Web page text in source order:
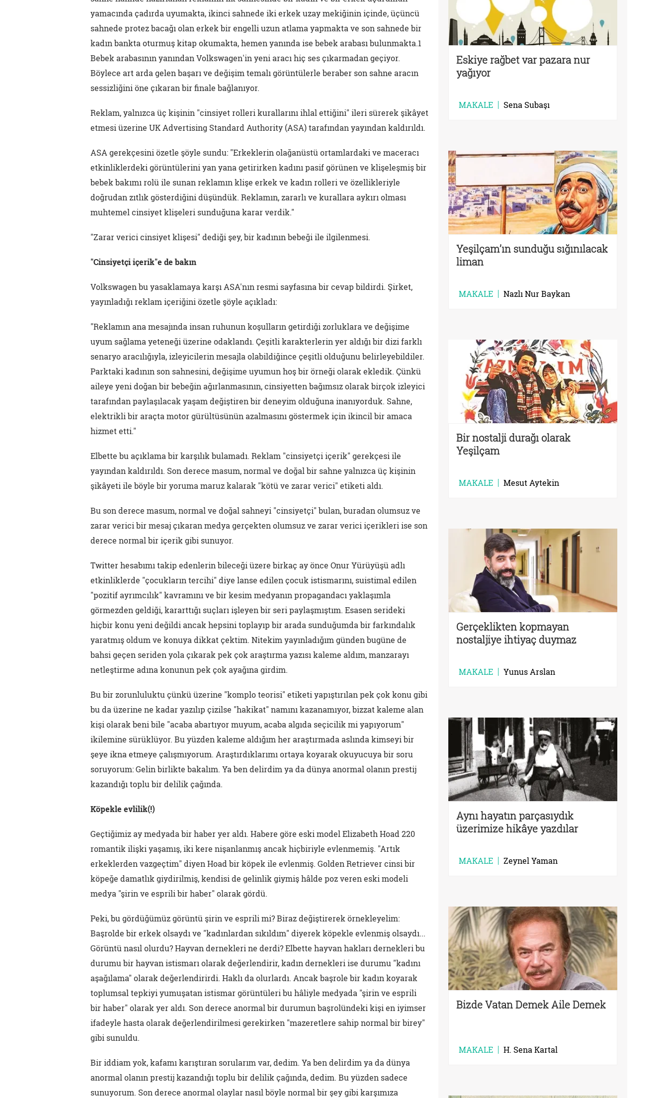
yamacında çadırda uyumakta, ikinci sahnede iki erkek uzay mekiğinin içinde, üçüncü
sahnede protez bacağı olan erkek bir engelli uzun atlama yapmakta ve son sahnede bir
kadın bankta oturmuş kitap okumakta, hemen yanında ise bebek arabası bulunmakta.1
Bebek arabasının yanından Volkswagen'in yeni aracı hiç ses çıkarmadan geçiyor.
Böylece art arda gelen başarı ve değişim temalı görüntülerle beraber son sahne aracın
sessizliğini öne çıkaran bir finale bağlanıyor.
Reklam, yalnızca üç kişinin "cinsiyet rolleri kurallarını ihlal ettiğini" ileri sürerek şikâyet
etmesi üzerine UK Advertising Standard Authority (ASA) tarafından yayından kaldırıldı.
ASA gerekçesini özetle şöyle sundu: "Erkeklerin olağanüstü ortamlardaki ve maceracı
etkinliklerdeki görüntülerini yan yana getirirken kadını pasif görünen ve klişeleşmiş bir
bebek bakımı rolü ile sunan reklamın klişe erkek ve kadın rolleri ve özellikleriyle
doğrudan zıtlık gösterdiğini düşündük. Reklamın, zararlı ve kurallara aykırı olması
muhtemel cinsiyet klişeleri sunduğuna karar verdik."
"Zarar verici cinsiyet klişesi" dediği şey, bir kadının bebeği ile ilgilenmesi.
"Cinsiyetçi içerik"e de bakın
Volkswagen bu yasaklamaya karşı ASA'nın resmi sayfasına bir cevap bildirdi. Şirket,
yayınladığı reklam içeriğini özetle şöyle açıkladı:
"Reklamın ana mesajında insan ruhunun koşulların getirdiği zorluklara ve değişime
uyum sağlama yeteneği üzerine odaklandı. Çeşitli karakterlerin yer aldığı bir dizi farklı
senaryo aracılığıyla, izleyicilerin mesajla olabildiğince çeşitli olduğunu belirleyebildiler.
Parktaki kadının son sahnesini, değişime uyumun hoş bir örneği olarak ekledik. Çünkü
aileye yeni doğan bir bebeğin ağırlanmasının, cinsiyetten bağımsız olarak birçok izleyici
tarafından paylaşılacak yaşam değiştiren bir deneyim olduğuna inanıyorduk. Sahne,
elektrikli bir araçta motor gürültüsünün azalmasını göstermek için ikincil bir amaca
hizmet etti."
Elbette bu açıklama bir karşılık bulamadı. Reklam "cinsiyetçi içerik" gerekçesi ile
yayından kaldırıldı. Son derece masum, normal ve doğal bir sahne yalnızca üç kişinin
şikâyeti ile böyle bir yoruma maruz kalarak "kötü ve zarar verici" etiketi aldı.
Bu son derece masum, normal ve doğal sahneyi "cinsiyetçi" bulan, buradan olumsuz ve
zarar verici bir mesaj çıkaran medya gerçekten olumsuz ve zarar verici içerikleri ise son
derece normal bir içerik gibi sunuyor.
Twitter hesabımı takip edenlerin bileceği üzere birkaç ay önce Onur Yürüyüşü adlı
etkinliklerde "çocukların tercihi" diye lanse edilen çocuk istismarını, suistimal edilen
"pozitif ayrımcılık" kavramını ve bir kesim medyanın propagandacı yaklaşımla
görmezden geldiği, kararttığı suçları işleyen bir seri paylaşmıştım. Esasen serideki
hiçbir konu yeni değildi ancak hepsini toplayıp bir arada sunduğumda bir farkındalık
yaratmış oldum ve konuya dikkat çektim. Nitekim yayınladığım günden bugüne de
bahsi geçen seriden yola çıkarak pek çok araştırma yazısı kaleme aldım, manzarayı
netleştirme adına konunun pek çok ayağına girdim.
Bu bir zorunluluktu çünkü üzerine "komplo teorisi" etiketi yapıştırılan pek çok konu gibi
bu da üzerine ne kadar yazılıp çizilse "hakikat" namını kazanamıyor, bizzat kaleme alan
kişi olarak beni bile "acaba abartıyor muyum, acaba algıda seçicilik mi yapıyorum"
ikilemine sürüklüyor. Bu yüzden kaleme aldığım her araştırmada aslında kimseyi bir
şeye ikna etmeye çalışmıyorum. Araştırdıklarımı ortaya koyarak okuyucuya bir soru
soruyorum: Gelin birlikte bakalım. Ya ben delirdim ya da dünya anormal olanın prestij
kazandığı toplu bir delilik çağında.
Köpekle evlilik(!)
Geçtiğimiz ay medyada bir haber yer aldı. Habere göre eski model Elizabeth Hoad 220
romantik ilişki yaşamış, iki kere nişanlanmış ancak hiçbiriyle evlenmemiş. "Artık
erkeklerden vazgeçtim" diyen Hoad bir köpek ile evlenmiş. Golden Retriever cinsi bir
köpeğe damatlık giydirilmiş, kendisi de gelinlik giymiş hâlde poz veren eski modeli
medya "şirin ve esprili bir haber" olarak gördü.
Peki, bu gördüğümüz görüntü şirin ve esprili mi? Biraz değiştirerek örnekleyelim:
Başrolde bir erkek olsaydı ve "kadınlardan sıkıldım" diyerek köpekle evlenmiş olsaydı...
Görüntü nasıl olurdu? Hayvan dernekleri ne derdi? Elbette hayvan hakları dernekleri bu
durumu bir hayvan istismarı olarak değerlendirir, kadın dernekleri ise durumu "kadını
aşağılama" olarak değerlendirirdi. Haklı da olurlardı. Ancak başrole bir kadın koyarak
toplumsal tepkiyi yumuşatan istismar görüntüleri bu hâliyle medyada "şirin ve esprili
bir haber" olarak yer aldı. Son derece anormal bir durumun başrolündeki kişi en iyimser
ifadeyle hasta olarak değerlendirilmesi gerekirken "mazeretlere sahip normal bir birey"
gibi sunuldu.
Bir iddiam yok, kafamı karıştıran sorularım var, dedim. Ya ben delirdim ya da dünya
anormal olanın prestij kazandığı toplu bir delilik çağında, dedim. Bu yüzden sadece
sunuyorum. Son derece anormal olaylar nasıl böyle normal bir şey gibi karşımıza
Eskiye rağbet var pazara nur
yağıyor
MAKALE Sena Subaşı
Yeşilçam’ın sunduğu sığınılacak
liman
MAKALE Nazlı Nur Baykan
Bir nostalji durağı olarak
Yeşilçam
MAKALE Mesut Aytekin
Gerçeklikten kopmayan
nostaljiye ihtiyaç duymaz
MAKALE Yunus Arslan
Aynı hayatın parçasıydık
üzerimize hikâye yazdılar
MAKALE Zeynel Yaman
Bizde Vatan Demek Aile Demek
MAKALE H. Sena Kartal